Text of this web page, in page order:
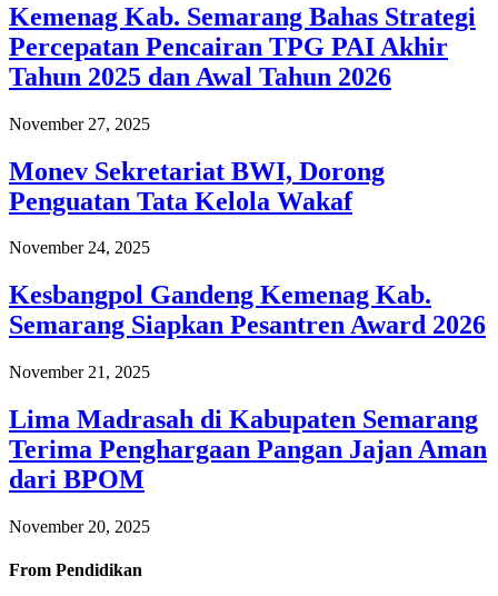
Kemenag Kab. Semarang Bahas Strategi
Percepatan Pencairan TPG PAI Akhir
Tahun 2025 dan Awal Tahun 2026
November 27, 2025
Monev Sekretariat BWI, Dorong
Penguatan Tata Kelola Wakaf
November 24, 2025
Kesbangpol Gandeng Kemenag Kab.
Semarang Siapkan Pesantren Award 2026
November 21, 2025
Lima Madrasah di Kabupaten Semarang
Terima Penghargaan Pangan Jajan Aman
dari BPOM
November 20, 2025
From Pendidikan